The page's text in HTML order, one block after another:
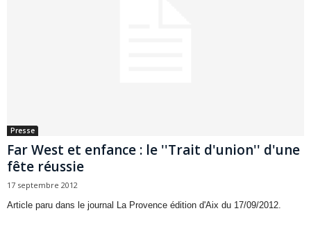
Presse
Far West et enfance : le ''Trait d'union'' d'une
fête réussie
17 septembre 2012
Article paru dans le journal La Provence édition d'Aix du 17/09/2012.